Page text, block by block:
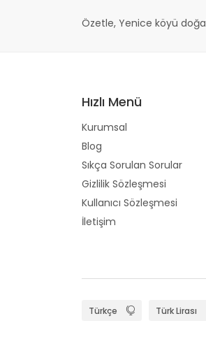
Özetle, Yenice köyü
Hızlı Menü
Kurumsal
Blog
Sıkça Sorulan Sorular
Gizlilik Sözleşmesi
Kullanıcı Sözleşmesi
İletişim